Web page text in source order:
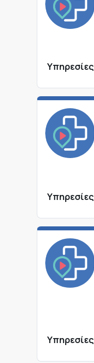
Υπηρεσίες
Υπηρεσίες
Υπηρεσίες